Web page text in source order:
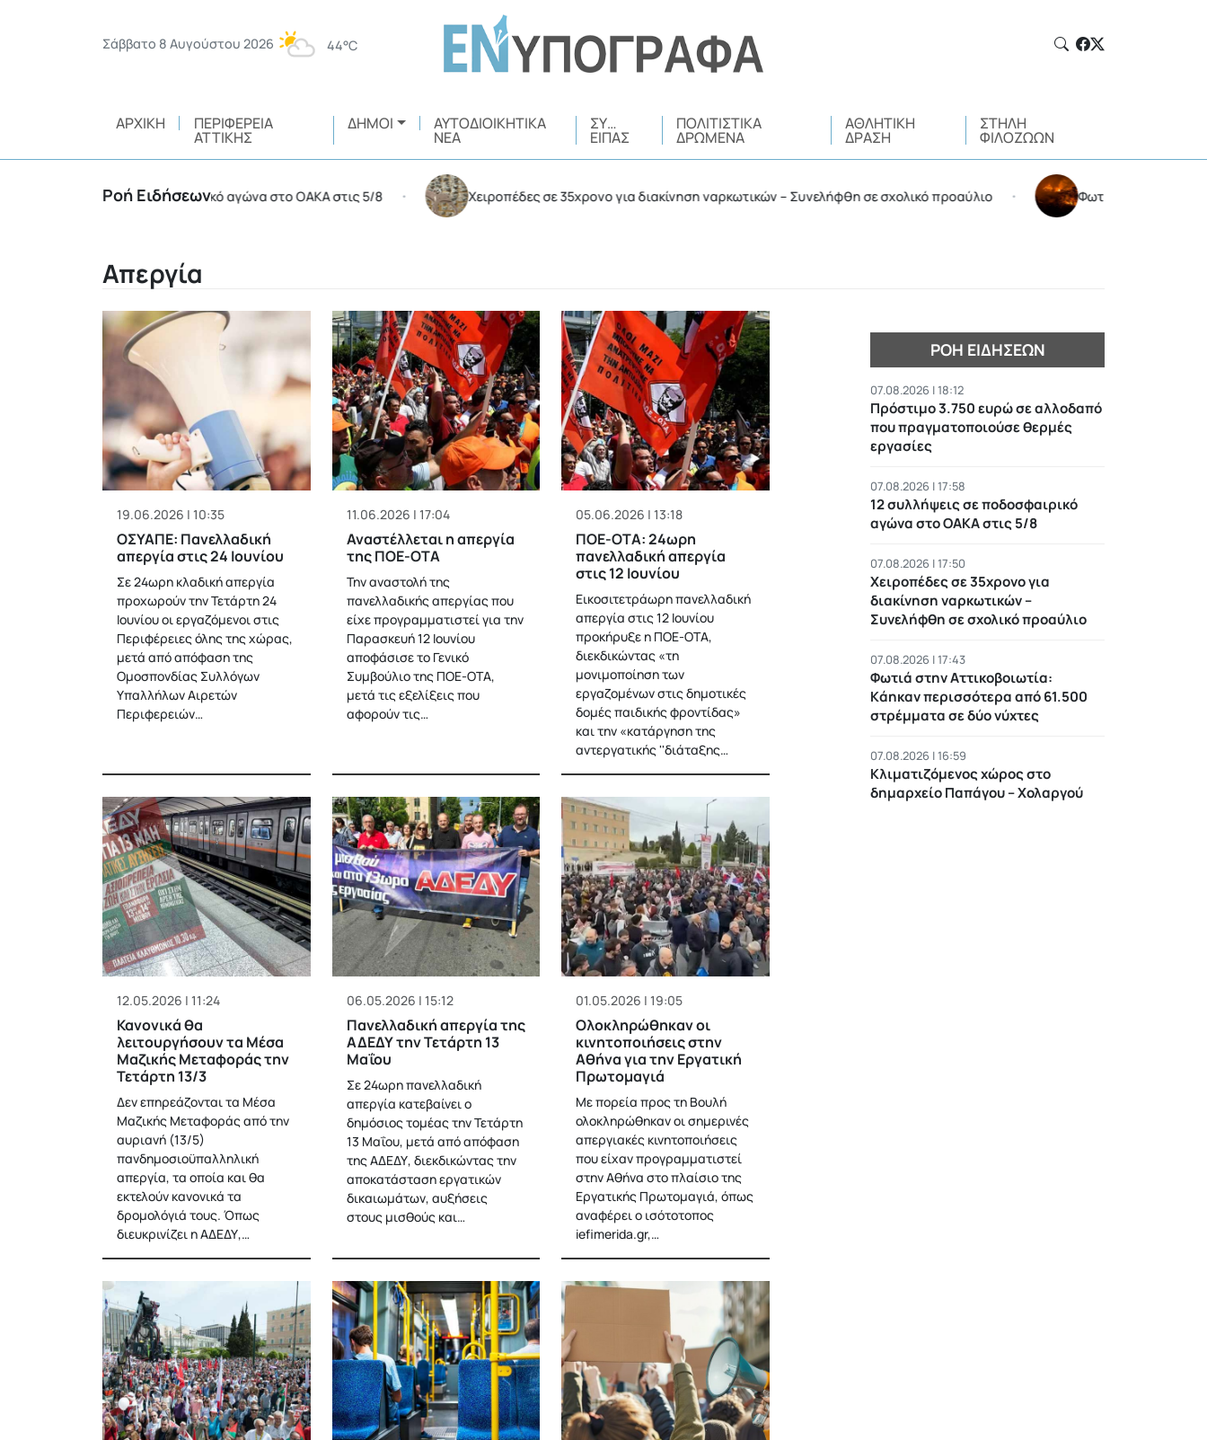
Σάββατο 8 Αυγούστου 2026 44°C
ΑΡΧΙΚΉ ΠΕΡΙΦΈΡΕΙΑ
ΑΤΤΙΚΉΣ
ΔΉΜΟΙ ΑΥΤΟΔΙΟΙΚΗΤΙΚΆ
ΝΈΑ
ΣΥ…
ΕΊΠΑΣ
ΠΟΛΙΤΙΣΤΙΚΆ
ΔΡΏΜΕΝΑ
ΑΘΛΗΤΙΚΉ
ΔΡΆΣΗ
ΣΤΉΛΗ
ΦΙΛΌΖΩΩΝ
Ροή Ειδήσεων
σε ποδοσφαιρικό αγώνα στο ΟΑΚΑ στις 5/8 • Χειροπέδες σε 35χρονο για διακίνηση ναρκωτικών – Συνελήφθη σε σχολικό προαύλιο • Φωτιά στην Αττικοβοιωτία:
Απεργία
19.06.2026 | 10:35
ΟΣΥΑΠΕ: Πανελλαδική
απεργία στις 24 Ιουνίου
Σε 24ωρη κλαδική απεργία
προχωρούν την Τετάρτη 24
Ιουνίου οι εργαζόμενοι στις
Περιφέρειες όλης της χώρας,
μετά από απόφαση της
Ομοσπονδίας Συλλόγων
Υπαλλήλων Αιρετών
Περιφερειών…
11.06.2026 | 17:04
Αναστέλλεται η απεργία
της ΠΟΕ-ΟΤΑ
Την αναστολή της
πανελλαδικής απεργίας που
είχε προγραμματιστεί για την
Παρασκευή 12 Ιουνίου
αποφάσισε το Γενικό
Συμβούλιο της ΠΟΕ-ΟΤΑ,
μετά τις εξελίξεις που
αφορούν τις…
05.06.2026 | 13:18
ΠΟΕ-ΟΤΑ: 24ωρη
πανελλαδική απεργία
στις 12 Ιουνίου
Εικοσιτετράωρη πανελλαδική
απεργία στις 12 Ιουνίου
προκήρυξε η ΠΟΕ-ΟΤΑ,
διεκδικώντας «τη
μονιμοποίηση των
εργαζομένων στις δημοτικές
δομές παιδικής φροντίδας»
και την «κατάργηση της
αντεργατικής ''διάταξης…
12.05.2026 | 11:24
Κανονικά θα
λειτουργήσουν τα Μέσα
Μαζικής Μεταφοράς την
Τετάρτη 13/3
Δεν επηρεάζονται τα Μέσα
Μαζικής Μεταφοράς από την
αυριανή (13/5)
πανδημοσιοϋπαλληλική
απεργία, τα οποία και θα
εκτελούν κανονικά τα
δρομολόγιά τους. Όπως
διευκρινίζει η ΑΔΕΔΥ,…
06.05.2026 | 15:12
Πανελλαδική απεργία της
ΑΔΕΔΥ την Τετάρτη 13
Μαΐου
Σε 24ωρη πανελλαδική
απεργία κατεβαίνει ο
δημόσιος τομέας την Τετάρτη
13 Μαΐου, μετά από απόφαση
της ΑΔΕΔΥ, διεκδικώντας την
αποκατάσταση εργατικών
δικαιωμάτων, αυξήσεις
στους μισθούς και…
01.05.2026 | 19:05
Ολοκληρώθηκαν οι
κινητοποιήσεις στην
Αθήνα για την Εργατική
Πρωτομαγιά
Με πορεία προς τη Βουλή
ολοκληρώθηκαν οι σημερινές
απεργιακές κινητοποιήσεις
που είχαν προγραμματιστεί
στην Αθήνα στο πλαίσιο της
Εργατικής Πρωτομαγιά, όπως
αναφέρει ο ισότοτοπος
iefimerida.gr,…
ΡΟΉ ΕΙΔΉΣΕΩΝ
07.08.2026 | 18:12
Πρόστιμο 3.750 ευρώ σε αλλοδαπό
που πραγματοποιούσε θερμές
εργασίες
07.08.2026 | 17:58
12 συλλήψεις σε ποδοσφαιρικό
αγώνα στο ΟΑΚΑ στις 5/8
07.08.2026 | 17:50
Χειροπέδες σε 35χρονο για
διακίνηση ναρκωτικών –
Συνελήφθη σε σχολικό προαύλιο
07.08.2026 | 17:43
Φωτιά στην Αττικοβοιωτία:
Kάηκαν περισσότερα από 61.500
στρέμματα σε δύο νύχτες
07.08.2026 | 16:59
Κλιματιζόμενος χώρος στο
δημαρχείο Παπάγου – Χολαργού